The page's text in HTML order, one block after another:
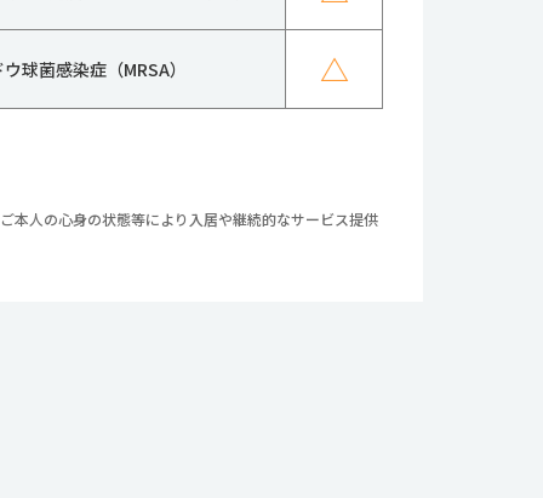
球菌感染症（MRSA） △
人の心身の状態等により入居や継続的なサービス提供